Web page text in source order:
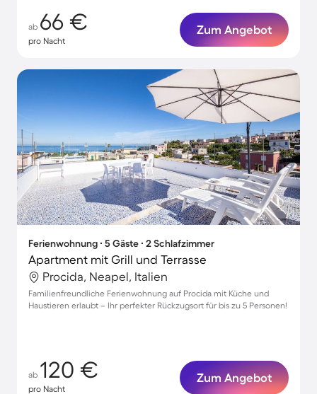
ab 66 €
pro Nacht
Zum Angebot
Ferienwohnung ∙ 5 Gäste ∙ 2 Schlafzimmer
Apartment mit Grill und Terrasse
Procida, Neapel, Italien
Familienfreundliche Ferienwohnung auf Procida mit Küche und
Haustieren erlaubt – Ihr perfekter Rückzugsort für bis zu 5 Personen!
ab 120 €
pro Nacht
Zum Angebot